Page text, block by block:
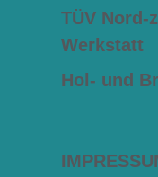
TÜV
Werkstatt
Hol- und